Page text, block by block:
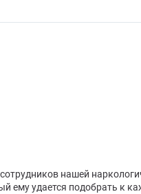
вывод из запоя
алкоголиков
от
ломки центр
нашей
удается подобрать к